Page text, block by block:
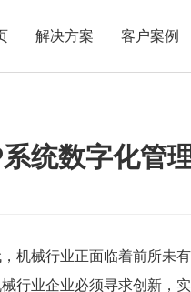
解决方案
电子贸易
大宗贸易
IC贸易行业
生产
销售
成本
客户案例
机电设备 家用电器
统数字化管
机械行业正面临着前所未
行业企业必须寻求创新，